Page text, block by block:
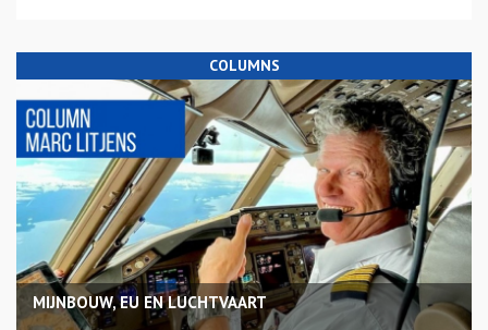
COLUMNS
MIJNBOUW, EU EN LUCHTVAART